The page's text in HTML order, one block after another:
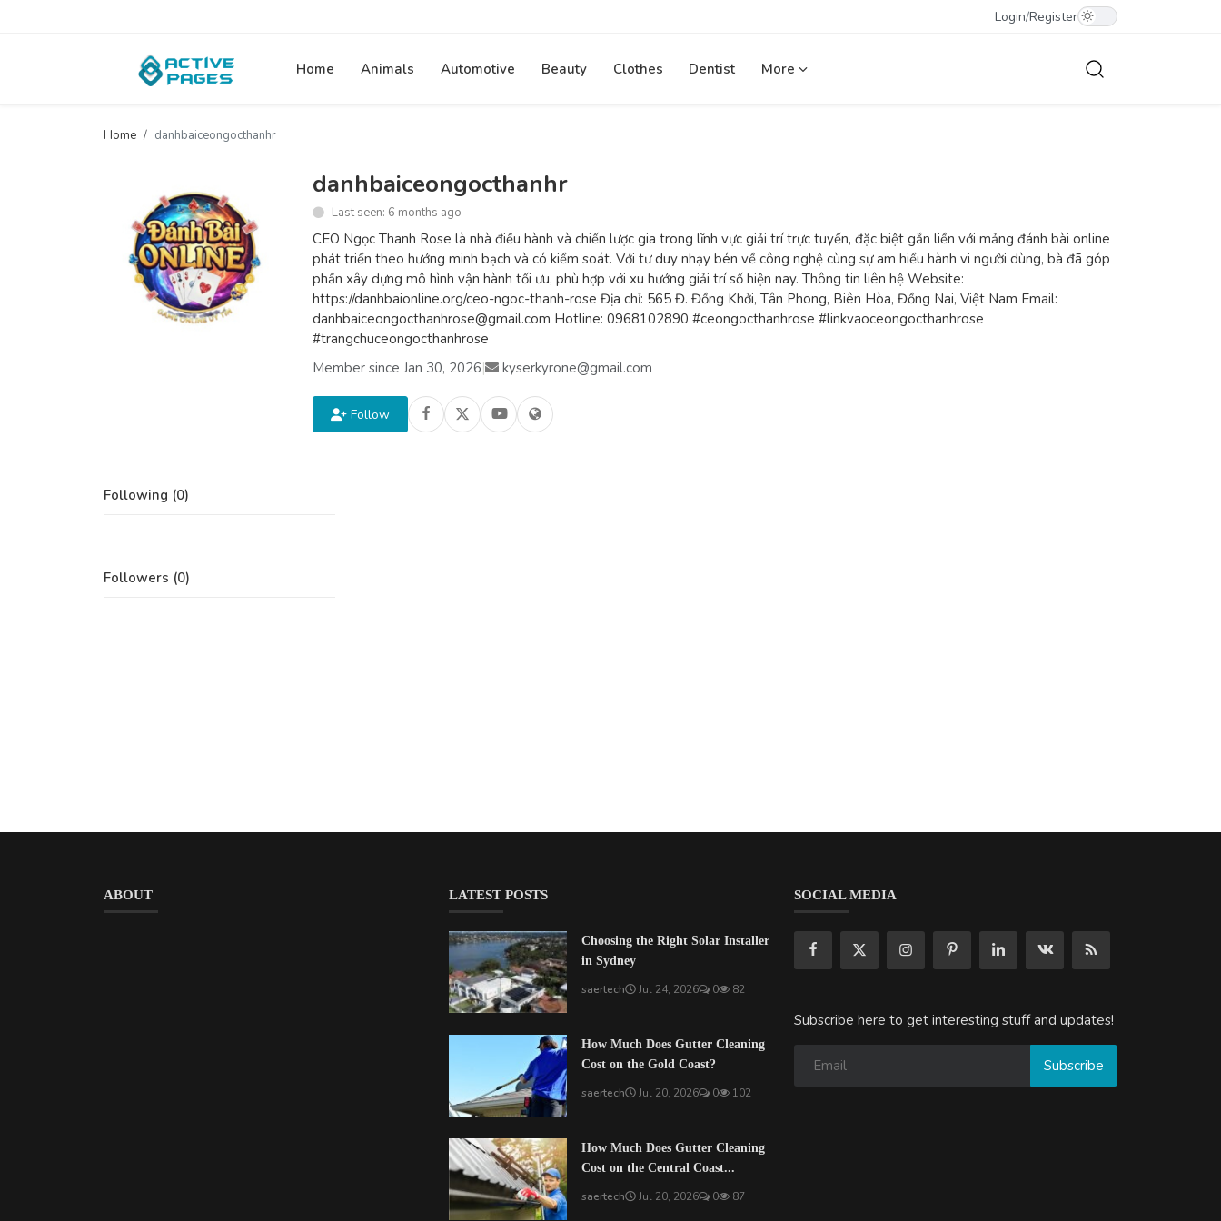
Login/Register
Home Animals Automotive Beauty Clothes Dentist More
Home danhbaiceongocthanhr
danhbaiceongocthanhr
Last seen: 6 months ago
CEO Ngọc Thanh Rose là nhà điều hành và chiến lược gia trong lĩnh vực giải trí trực tuyến, đặc biệt gắn liền với mảng đánh bài online
phát triển theo hướng minh bạch và có kiểm soát. Với tư duy nhạy bén về công nghệ cùng sự am hiểu hành vi người dùng, bà đã góp
phần xây dựng mô hình vận hành tối ưu, phù hợp với xu hướng giải trí số hiện nay. Thông tin liên hệ Website:
https://danhbaionline.org/ceo-ngoc-thanh-rose Địa chỉ: 565 Đ. Đồng Khởi, Tân Phong, Biên Hòa, Đồng Nai, Việt Nam Email:
danhbaiceongocthanhrose@gmail.com Hotline: 0968102890 #ceongocthanhrose #linkvaoceongocthanhrose
#trangchuceongocthanhrose
Member since Jan 30, 2026| kyserkyrone@gmail.com
Follow
Following (0)
Followers (0)
ABOUT LATEST POSTS
Choosing the Right Solar Installer
in Sydney
saertech Jul 24, 2026 0 82
How Much Does Gutter Cleaning
Cost on the Gold Coast?
saertech Jul 20, 2026 0 102
How Much Does Gutter Cleaning
Cost on the Central Coast...
saertech Jul 20, 2026 0 87
SOCIAL MEDIA
Subscribe here to get interesting stuff and updates!
Subscribe